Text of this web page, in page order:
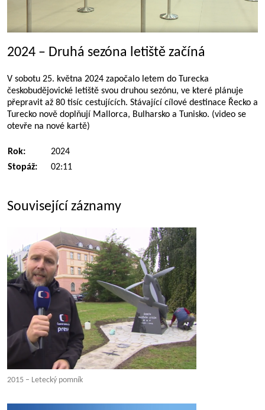
2024 – Druhá sezóna letiště začíná
V sobotu 25. května 2024 započalo letem do Turecka
českobudějovické letiště svou druhou sezónu, ve které plánuje
přepravit až 80 tisíc cestujících. Stávající cílové destinace Řecko a
Turecko nově doplňují Mallorca, Bulharsko a Tunisko. (video se
otevře na nové kartě)
Rok:
2024
Stopáž:
02:11
Související záznamy
2015 – Letecký pomník